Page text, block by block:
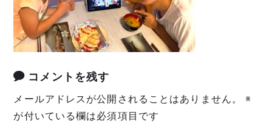
コメントを残す
メールアドレスが公開されることはありません。
※
が付いている欄は必須項目です